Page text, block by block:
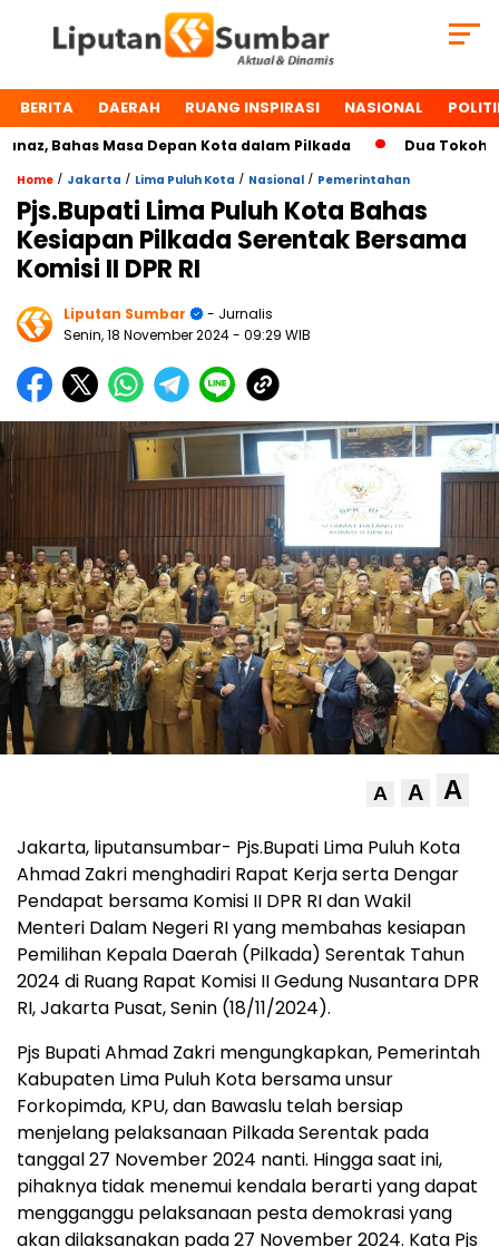
BERITA DAERAH RUANG INSPIRASI NASIONAL
Bahas Masa Depan Kota dalam Pilkada Dua Tokoh
Home / Jakarta / Lima Puluh Kota / Nasional / Pemerintahan
Pjs.Bupati Lima Puluh Kota Bahas
Kesiapan Pilkada Serentak Bersama
Komisi II DPR RI
Liputan Sumbar
- Jurnalis
Senin, 18 November 2024- 09:29 WIB
A A A
Jakarta, liputansumbar- Pjs.Bupati Lima Puluh Kota
Ahmad Zakri menghadiri Rapat Kerja serta Dengar
Pendapat bersama Komisi II DPR RI dan Wakil
Menteri Dalam Negeri RI yang membahas kesiapan
Pemilihan Kepala Daerah (Pilkada) Serentak Tahun
2024 di Ruang Rapat Komisi II Gedung Nusantara DPR
RI, Jakarta Pusat, Senin (18/11/2024).
Pjs Bupati Ahmad Zakri mengungkapkan, Pemerintah
Kabupaten Lima Puluh Kota bersama unsur
Forkopimda, KPU, dan Bawaslu telah bersiap
menjelang pelaksanaan Pilkada Serentak pada
tanggal 27 November 2024 nanti. Hingga saat ini,
pihaknya tidak menemui kendala berarti yang dapat
mengganggu pelaksanaan pesta demokrasi yang
akan dilaksanakan pada 27 November 2024. Kata Pjs